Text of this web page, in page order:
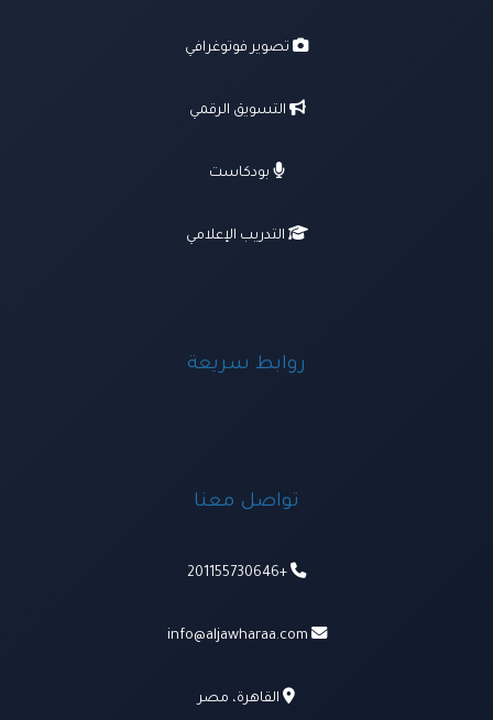
تصوير فوتوغرافي
التسويق الرقمي
بودكاست
التدريب الإعلامي
روابط سريعة
تواصل معنا
+201155730646
info@aljawharaa.com
القاهرة، مصر